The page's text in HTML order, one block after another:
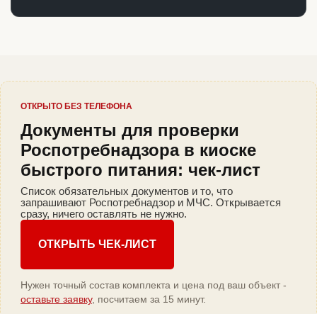
ОТКРЫТО БЕЗ ТЕЛЕФОНА
Документы для проверки
Роспотребнадзора в киоске
быстрого питания: чек-лист
Список обязательных документов и то, что
запрашивают Роспотребнадзор и МЧС. Открывается
сразу, ничего оставлять не нужно.
ОТКРЫТЬ ЧЕК-ЛИСТ
Нужен точный состав комплекта и цена под ваш объект -
оставьте заявку, посчитаем за 15 минут.